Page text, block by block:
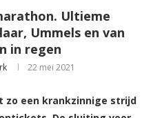
Ultieme
Ummels en van
in regen
22 mei 2021
zo een krankzinnige strijd